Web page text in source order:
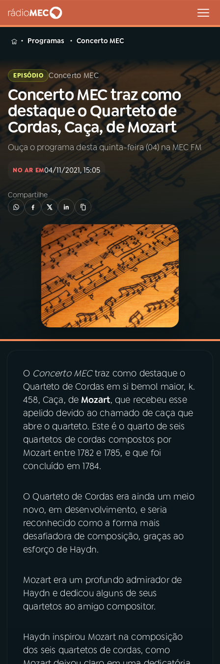
MENU
Buscar
na
Rádio
MEC
Buscar
Início AO VIVO
02 A RÁDIO
PROGRAMAÇÃO
PROGRAMAS
PODCASTS
06VIDEOCASTS
07ÚLTIMAS
08PRÊMIO RÁDIO MEC
ACOMPANHE A RÁDIO MEC
YouTube
TikTok
Programas Concerto MEC
EPISÓDIO Concerto MEC
Concerto MEC traz como
destaque o Quarteto de
Cordas, Caça, de Mozart
Ouça o programa desta quinta-feira (04) na MEC FM
NO AR EM04/11/2021, 15:05
Compartilhe
O Concerto MECtraz como destaque o
Quarteto de Cordas em si bemol maior, k.
458, Caça, de Mozart, que recebeu esse
apelido devido ao chamado de caça que
abre o quarteto. Este é o quarto de seis
quartetos de cordas compostos por
Mozart entre 1782 e 1785, e que foi
concluído em 1784.
O Quarteto de Cordas era ainda um meio
novo, em desenvolvimento, e seria
reconhecido como a forma mais
desafiadora de composição, graças ao
esforço de Haydn.
Mozart era um profundo admirador de
Haydn e dedicou alguns de seus
quartetos ao amigo compositor.
Haydn inspirou Mozart na composição
dos seis quartetos de cordas, como